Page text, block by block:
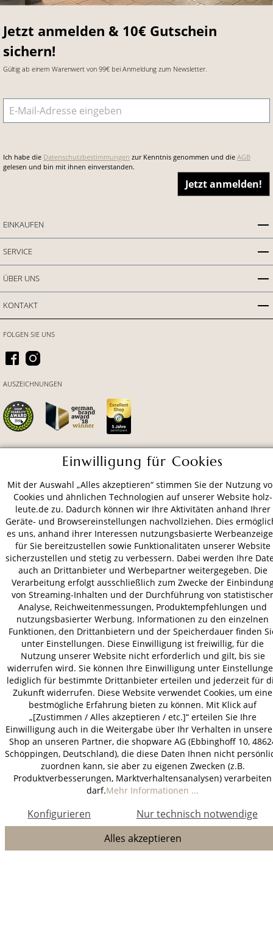
Jetzt anmelden & 10€ Gutschein
sichern!
Gültig ab einem Warenwert von 99€ bei Anmeldung zum Newsletter.
E-Mail-Adresse
Ich habe die Datenschutzbestimmungen zur Kenntnis genommen und die AGB
gelesen und bin mit ihnen einverstanden.
Jetzt anmelden!
EINKAUFEN
SERVICE
ÜBER UNS
KONTAKT
VERSAND
FOLGEN SIE UNS
AUSZEICHNUNGEN
AGB Datenschutz
Impressum
© 2026 HOLZ-LEUTE
* Alle Preise inkl. gesetzl. Mehrwertsteuer zzgl.
Versandkosten
Einwilligung für Cookies
Mit der Auswahl „Alles akzeptieren“ stimmen Sie der Nutzung
Cookies und ähnlichen Technologien auf unserer Website holz-
leute.de zu. Dadurch können wir Ihre Aktivitäten anhand Ihrer
Geräte- und Browsereinstellungen nachvollziehen. Dies
es uns, anhand ihrer Interessen nutzungsbasierte
für Sie bereitzustellen sowie Funktionalitäten unserer Website
sicherzustellen und stetig zu verbessern. Dabei werden Ihre
auch an Drittanbieter und Werbepartner weitergegeben. Die
Verarbeitung erfolgt ausschließlich zum Zwecke der
von Streaming-Inhalten und der Durchführung von statistischer
Analyse, Reichweitenmessungen, Produktempfehlungen und
nutzungsbasierter Werbung. Informationen zu den einzelnen
Funktionen, den Drittanbietern und der Speicherdauer finden
unter Einstellungen. Diese Einwilligung ist freiwillig, für die
Nutzung unserer Website nicht erforderlich und gilt, bis sie
widerrufen wird. Sie können Ihre Einwilligung unter
lediglich für bestimmte Drittanbieter erteilen und jederzeit für
Zukunft widerrufen. Diese Website verwendet Cookies, um eine
bestmögliche Erfahrung bieten zu können. Mit Klick auf
„[Zustimmen / Alles akzeptieren / etc.]“ erteilen Sie Ihre
Einwilligung auch in die Weitergabe über Ihr Verhalten in
Shop an unseren Partner, die shopware AG (Ebbinghoff 10,
Schöppingen, Deutschland), die diese Daten Ihnen nicht
zuordnen kann, sie aber zu eigenen Zwecken (z.B.
Produktverbesserungen, Marktverhaltensanalysen) verarbeiten
darf.Mehr Informationen ...
Nur technisch notwendige
Konfigurieren
Alles akzeptieren